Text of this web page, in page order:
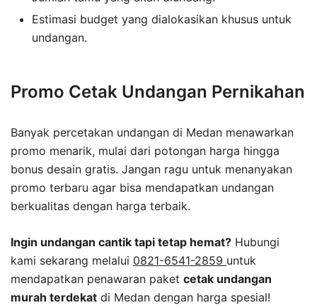
Estimasi budget yang dialokasikan khusus untuk
undangan.
Promo Cetak Undangan Pernikahan
Banyak percetakan undangan di Medan menawarkan
promo menarik, mulai dari potongan harga hingga
bonus desain gratis. Jangan ragu untuk menanyakan
promo terbaru agar bisa mendapatkan undangan
berkualitas dengan harga terbaik.
Ingin undangan cantik tapi tetap hemat? Hubungi
kami sekarang melalui 0821-6541-2859 untuk
mendapatkan penawaran paket cetak undangan
murah terdekat di Medan dengan harga spesial!